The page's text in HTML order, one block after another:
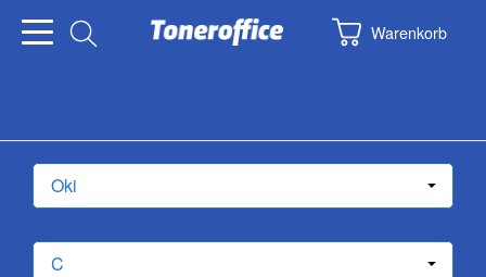
Warenkorb